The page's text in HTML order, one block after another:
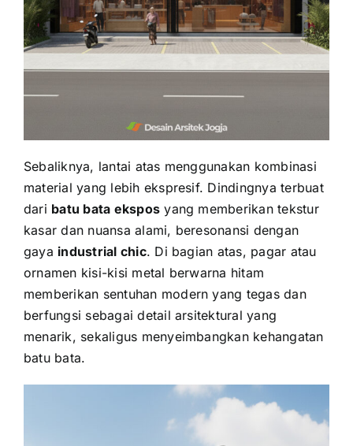
Sebaliknya, lantai atas menggunakan kombinasi
material yang lebih ekspresif. Dindingnya terbuat
dari batu bata ekspos yang memberikan tekstur
kasar dan nuansa alami, beresonansi dengan
gaya industrial chic. Di bagian atas, pagar atau
ornamen kisi-kisi metal berwarna hitam
memberikan sentuhan modern yang tegas dan
berfungsi sebagai detail arsitektural yang
menarik, sekaligus menyeimbangkan kehangatan
batu bata.